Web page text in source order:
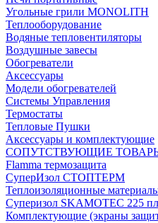
Угольные грили MONOLITH
Теплооборудование
Водяные тепловентиляторы
Воздушные завесы
Обогреватели
Аксессуары
Модели обогревателей
Системы Управления
Термостаты
Тепловые Пушки
Аксессуары и комплектующие
СОПУТСТВУЮЩИЕ
Flamma термозащита
СуперИзол СТОПТЕРМ
Теплоизоляционные
Суперизол SKAMOTEC 225
Комплектующие (экраны